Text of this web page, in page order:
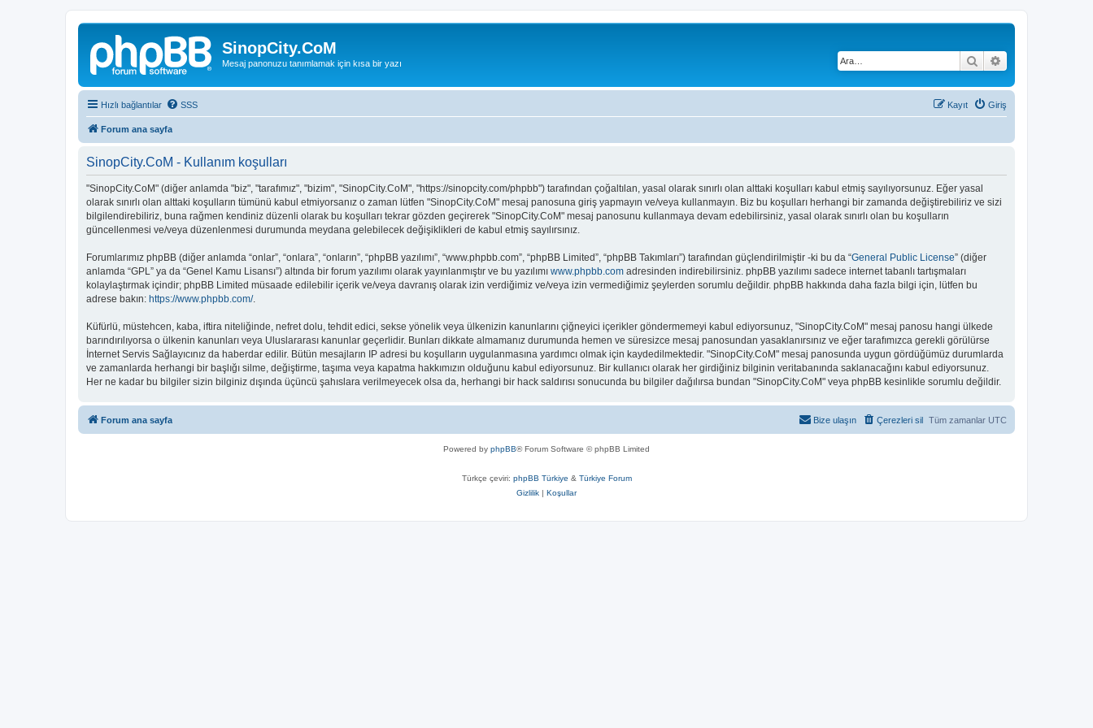
SinopCity.CoM
Mesaj panonuzu tanımlamak için kısa bir yazı Ara
Hızlı bağlantılar SSS Giriş
Kayıt
Forum ana sayfa
SinopCity.CoM - Kullanım koşulları
"SinopCity.CoM" (diğer anlamda "biz", "tarafımız", "bizim", "SinopCity.CoM", "https://sinopcity.com/phpbb") tarafından çoğaltılan, yasal olarak sınırlı olan alttaki koşulları kabul etmiş sayılıyorsunuz. Eğer yasal
olarak sınırlı olan alttaki koşulların tümünü kabul etmiyorsanız o zaman lütfen "SinopCity.CoM" mesaj panosuna giriş yapmayın ve/veya kullanmayın. Biz bu koşulları herhangi bir zamanda değiştirebiliriz ve sizi
bilgilendirebiliriz, buna rağmen kendiniz düzenli olarak bu koşulları tekrar gözden geçirerek "SinopCity.CoM" mesaj panosunu kullanmaya devam edebilirsiniz, yasal olarak sınırlı olan bu koşulların
güncellenmesi ve/veya düzenlenmesi durumunda meydana gelebilecek değişiklikleri de kabul etmiş sayılırsınız.
Forumlarımız phpBB (diğer anlamda “onlar”, “onlara”, “onların”, “phpBB yazılımı”, “www.phpbb.com”, “phpBB Limited”, “phpBB Takımları”) tarafından güçlendirilmiştir -ki bu da “General Public License” (diğer
anlamda “GPL” ya da “Genel Kamu Lisansı”) altında bir forum yazılımı olarak yayınlanmıştır ve bu yazılımı www.phpbb.com adresinden indirebilirsiniz. phpBB yazılımı sadece internet tabanlı tartışmaları
kolaylaştırmak içindir; phpBB Limited müsaade edilebilir içerik ve/veya davranış olarak izin verdiğimiz ve/veya izin vermediğimiz şeylerden sorumlu değildir. phpBB hakkında daha fazla bilgi için, lütfen bu
adrese bakın: https://www.phpbb.com/.
Küfürlü, müstehcen, kaba, iftira niteliğinde, nefret dolu, tehdit edici, sekse yönelik veya ülkenizin kanunlarını çiğneyici içerikler göndermemeyi kabul ediyorsunuz, "SinopCity.CoM" mesaj panosu hangi ülkede
barındırılıyorsa o ülkenin kanunları veya Uluslararası kanunlar geçerlidir. Bunları dikkate almamanız durumunda hemen ve süresizce mesaj panosundan yasaklanırsınız ve eğer tarafımızca gerekli görülürse
İnternet Servis Sağlayıcınız da haberdar edilir. Bütün mesajların IP adresi bu koşulların uygulanmasına yardımcı olmak için kaydedilmektedir. "SinopCity.CoM" mesaj panosunda uygun gördüğümüz durumlarda
ve zamanlarda herhangi bir başlığı silme, değiştirme, taşıma veya kapatma hakkımızın olduğunu kabul ediyorsunuz. Bir kullanıcı olarak her girdiğiniz bilginin veritabanında saklanacağını kabul ediyorsunuz.
Her ne kadar bu bilgiler sizin bilginiz dışında üçüncü şahıslara verilmeyecek olsa da, herhangi bir hack saldırısı sonucunda bu bilgiler dağılırsa bundan "SinopCity.CoM" veya phpBB kesinlikle sorumlu değildir.
Forum ana sayfa Tüm zamanlar UTC
Çerezleri sil
Bize ulaşın
Powered by phpBB® Forum Software © phpBB Limited
Türkçe çeviri: phpBB Türkiye & Türkiye Forum
Gizlilik | Koşullar